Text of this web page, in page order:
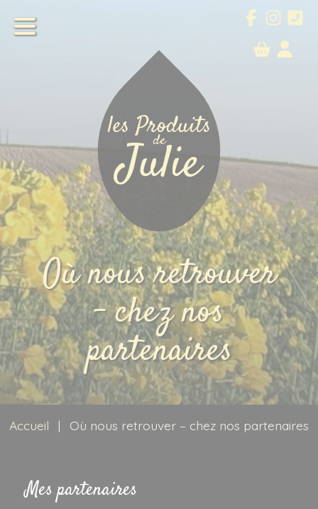
les Produits
de
Julie
Notre exploitation
Commander
Agenda
Idées recette
Contact
Recherche
les Produits
de
Julie
Où nous retrouver
– chez nos
partenaires
Accueil | Où nous retrouver – chez nos partenaires
Mes partenaires